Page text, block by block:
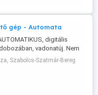
gép - Automata
digitális
vadonatúj. Nem
fűtőszálas! Van
kijelző is! Tojásbefogadás:
kacsa-48, pulyka-40, fürj-
Szabolcs-Szatmár-Bereg